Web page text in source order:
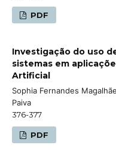
PDF
Investigação do uso
sistemas em
Artificial
Sophia Fernandes
Paiva
376-377
PDF